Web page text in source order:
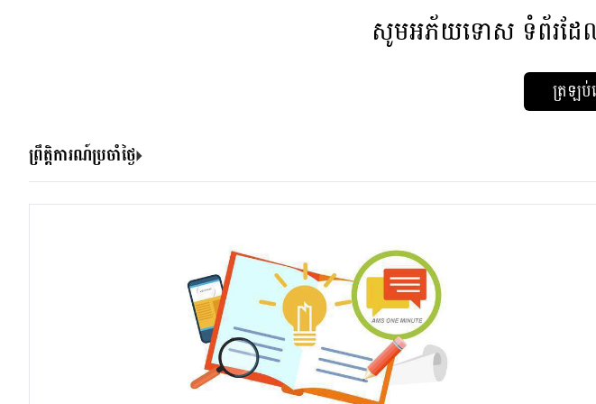
សូមអភ័យទោស ទំព័រដ
ត្រឡប់
ព្រឹត្តិការណ៍ប្រចាំថ្ងៃ